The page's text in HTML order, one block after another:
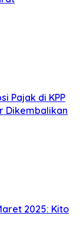
Pajak di KPP
Dikembalikan
2025: Kito